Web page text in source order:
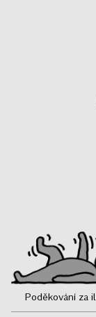
Poděkování za